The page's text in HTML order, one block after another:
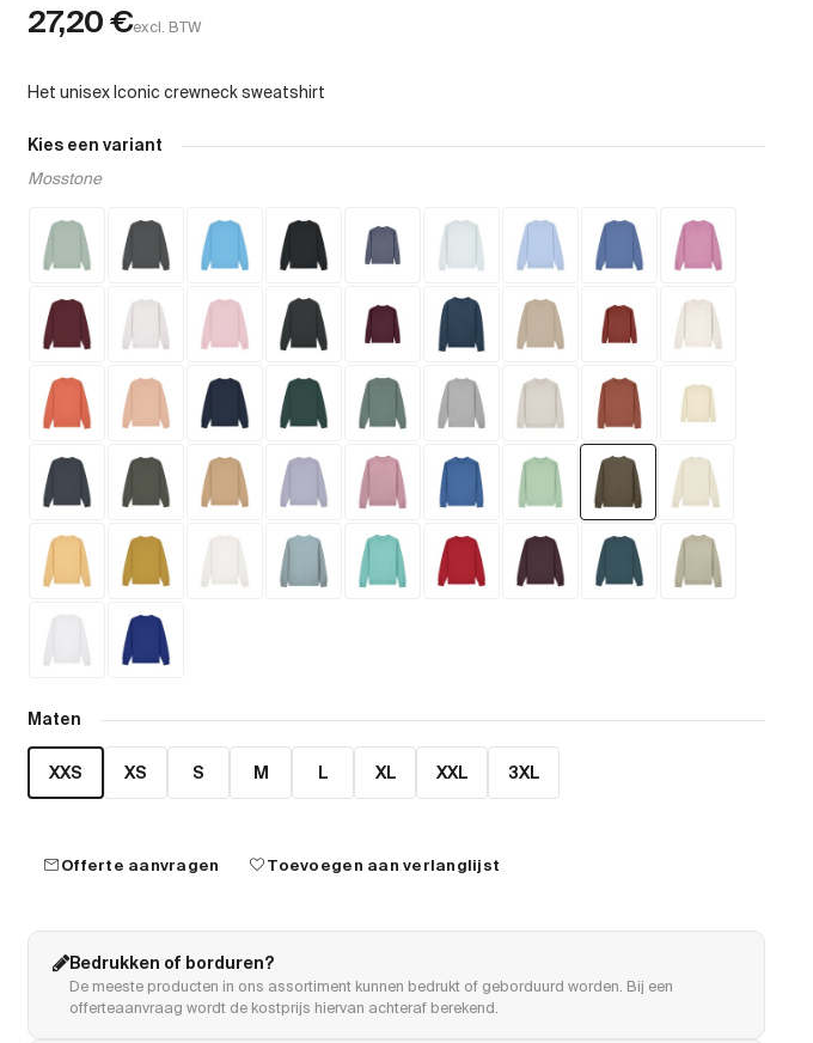
27,20€excl. BTW
Kies een variant
Mosstone
Maten
XXS XS S M L XL XXL 3XL
mailOfferte aanvragen favoriteToevoegen aan verlanglijst
Bedrukken of borduren?
De meeste producten in ons assortiment kunnen bedrukt of geborduurd worden. Bij een
offerteaanvraag wordt de kostprijs hiervan achteraf berekend.